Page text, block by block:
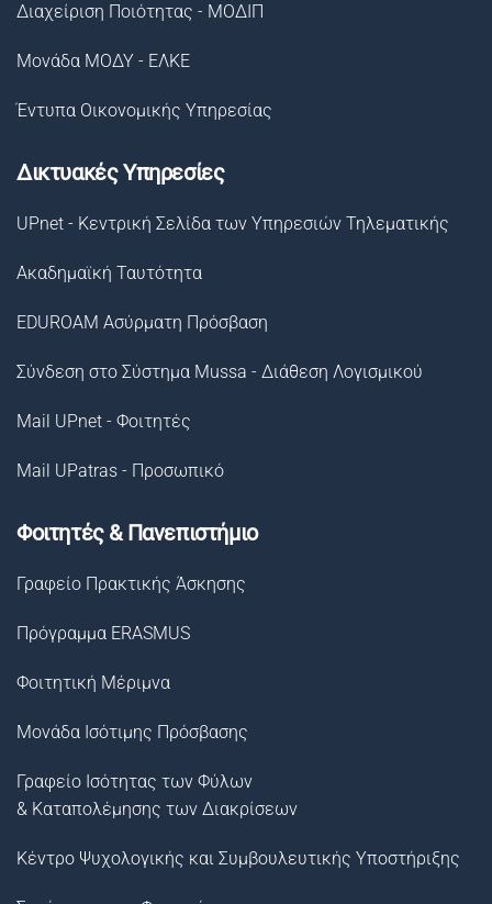
Διαχείριση Ποιότητας - ΜΟΔΙΠ
Μονάδα ΜΟΔΥ - ΕΛΚΕ
Έντυπα Οικονομικής Υπηρεσίας
Δικτυακές Υπηρεσίες
UPnet - Κεντρική Σελίδα των Υπηρεσιών Τηλεματικής
Ακαδημαϊκή Ταυτότητα
EDUROAM Ασύρματη Πρόσβαση
Σύνδεση στο Σύστημα Μussa - Διάθεση Λογισμικού
Mail UPnet - Φοιτητές
Mail UPatras - Προσωπικό
Φοιτητές & Πανεπιστήμιο
Γραφείο Πρακτικής Άσκησης
Πρόγραμμα ERASMUS
Φοιτητική Μέριμνα
Μονάδα Ισότιμης Πρόσβασης
Γραφείο Ισότητας των Φύλων
& Καταπολέμησης των Διακρίσεων
Κέντρο Ψυχολογικής και Συμβουλευτικής Υποστήριξης